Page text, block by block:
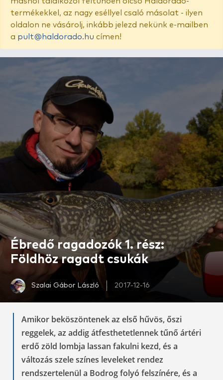
termékekkel, az nagy eséllyel csaló másolat - ilyen
oldalon ne vásárolj, inkább jelezd nekünk e-mailben
a pult@haldorado.hu címen!
Ébredő ragadozók 1. rész:
Földhöz ragadt csukák
Szalai Gábor László 2017-12-16
Amikor beköszöntenek az első hűvös, őszi
reggelek, az addig átfesthetetlennek tűnő ártéri
erdő zöld lombja lassan fakulni kezd, és a
változás szele színes leveleket rendez
rendszertelenül a Bodrog folyó felszínére, és a